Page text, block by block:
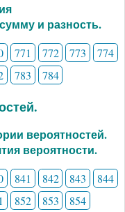
и разность.
771 772 773
774
783 784
вероятностей.
вероятности.
841 842 843
844
852 853 854